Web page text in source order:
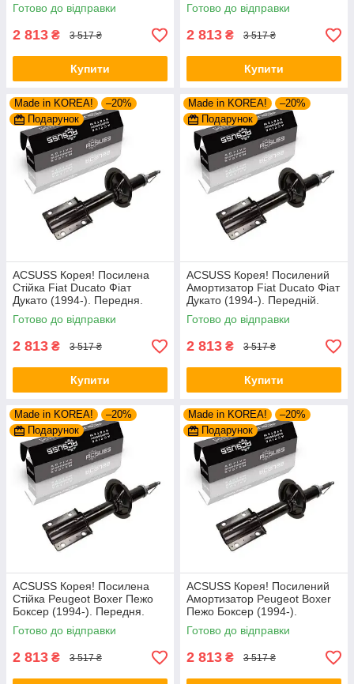
280975 , 635853
Готово до відправки
2 813 ₴ 3 517 ₴
Купити
280975 , 635853
Готово до відправки
2 813 ₴ 3 517 ₴
Купити
Made in KOREA!
–20%
Подарунок
ACSUSS Корея! Посилена
Стійка Fiat Ducato Фіат
Дукато (1994-). Передня.
Шток 25mm. 280975 , 635853
Готово до відправки
2 813 ₴ 3 517 ₴
Купити
Made in KOREA!
–20%
Подарунок
ACSUSS Корея! Посилений
Амортизатор Fiat Ducato Фіат
Дукато (1994-). Передній.
Шток 25mm. 280975 , 635853
Готово до відправки
2 813 ₴ 3 517 ₴
Купити
Made in KOREA!
–20%
Подарунок
ACSUSS Корея! Посилена
Стійка Peugeot Boxer Пежо
Боксер (1994-). Передня.
Шток 25mm. 280975 , 635853
Готово до відправки
2 813 ₴ 3 517 ₴
Made in KOREA!
–20%
Подарунок
ACSUSS Корея! Посилений
Амортизатор Peugeot Boxer
Пежо Боксер (1994-).
Передній. Шток 25mm.
280975 , 635853
Готово до відправки
2 813 ₴ 3 517 ₴